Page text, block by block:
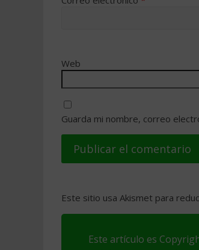
Web
Guarda mi nombre, correo
Este sitio usa Akismet para
Este artículo es